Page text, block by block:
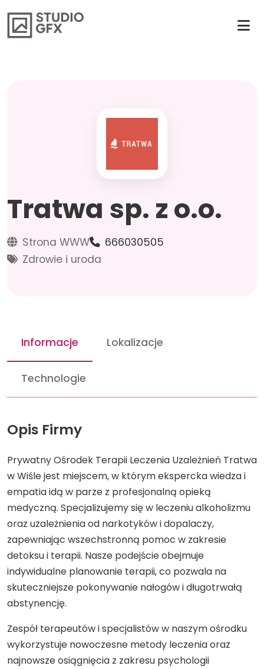
Tratwa sp. z o.o.
Strona WWW
666030505
Zdrowie i uroda
Informacje Lokalizacje
Technologie
Opis Firmy
Prywatny Ośrodek Terapii Leczenia Uzależnień Tratwa
w Wiśle jest miejscem, w którym ekspercka wiedza i
empatia idą w parze z profesjonalną opieką
medyczną. Specjalizujemy się w leczeniu alkoholizmu
oraz uzależnienia od narkotyków i dopalaczy,
zapewniając wszechstronną pomoc w zakresie
detoksu i terapii. Nasze podejście obejmuje
indywidualne planowanie terapii, co pozwala na
skuteczniejsze pokonywanie nałogów i długotrwałą
abstynencję.
Zespół terapeutów i specjalistów w naszym ośrodku
wykorzystuje nowoczesne metody leczenia oraz
najnowsze osiągnięcia z zakresu psychologii